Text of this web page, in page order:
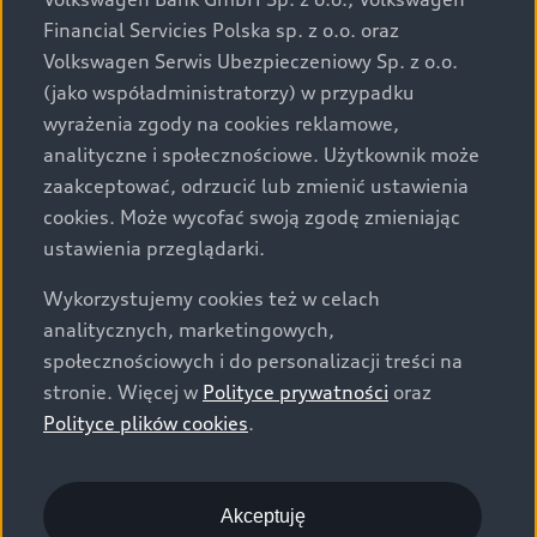
za dopłatą. Wiążące ustalenie ceny, wyposażenia i
specyfikacji pojazdu następują w umowie sprzedaży, a
określenie parametrów technicznych zawiera
świadectwo homologacji typu pojazdu. Zastrzegamy
sobie prawo do zmian i pomyłek. Wszelkie informacje
prezentowane na stronie są aktualne na dzień ich
zamieszczania. W celu uzyskania najnowszych
informacji prosimy kontaktować się z Partnerem Marki
Audi.
Wszystkie produkowane obecnie samochody marki Audi
są wykonywane z materiałów spełniających pod
względem możliwości odzysku i recyklingu wymagania
określone w normie ISO 22628 i są zgodne z
europejskimi świadectwami homologacji wydanymi wg
o.o. podlega obowiązkowi zapewnienia wszystkim
użytkownikom samochodów marki Volkswagen sieci
Financial Servicies Polska sp. z o.o. oraz
Volkswagen Serwis Ubezpieczeniowy Sp. z o.o.
(jako współadministratorzy) w przypadku
wyrażenia zgody na cookies reklamowe,
analityczne i społecznościowe. Użytkownik może
zaakceptować, odrzucić lub zmienić ustawienia
cookies. Może wycofać swoją zgodę zmieniając
ustawienia przeglądarki.
Wykorzystujemy cookies też w celach
analitycznych, marketingowych,
społecznościowych i do personalizacji treści na
stronie. Więcej w Polityce prywatności oraz
Polityce plików cookies.
Akceptuję